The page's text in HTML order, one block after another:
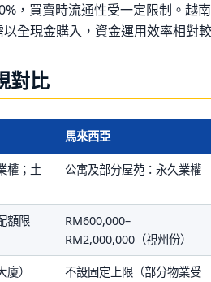
，買賣時流通性受一定限制。越
全現金購入，資金運用效率相對
對比
馬來西亞
權；土
公寓及部分屋苑：永久業權
額限
RM600,000–
RM2,000,000（視州份）
）
不設固定上限（部分物業受